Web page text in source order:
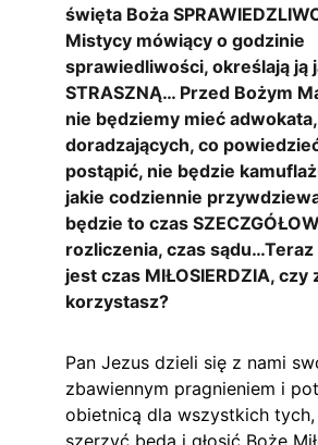
święta Boża
Mistycy mówiący o godzinie
sprawiedliwości, określają ją
STRASZNĄ… Przed Bożym
nie będziemy mieć
doradzających, co
postąpić, nie będzie
jakie codziennie
będzie to czas
rozliczenia, czas
jest czas MIŁOSIERDZIA, czy
korzystasz?
Pan Jezus dzieli się z nami
zbawiennym pragnieniem i
obietnicą dla wszystkich
szerzyć będą i głosić Boże